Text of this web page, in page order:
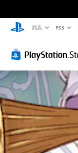
商店 PS5